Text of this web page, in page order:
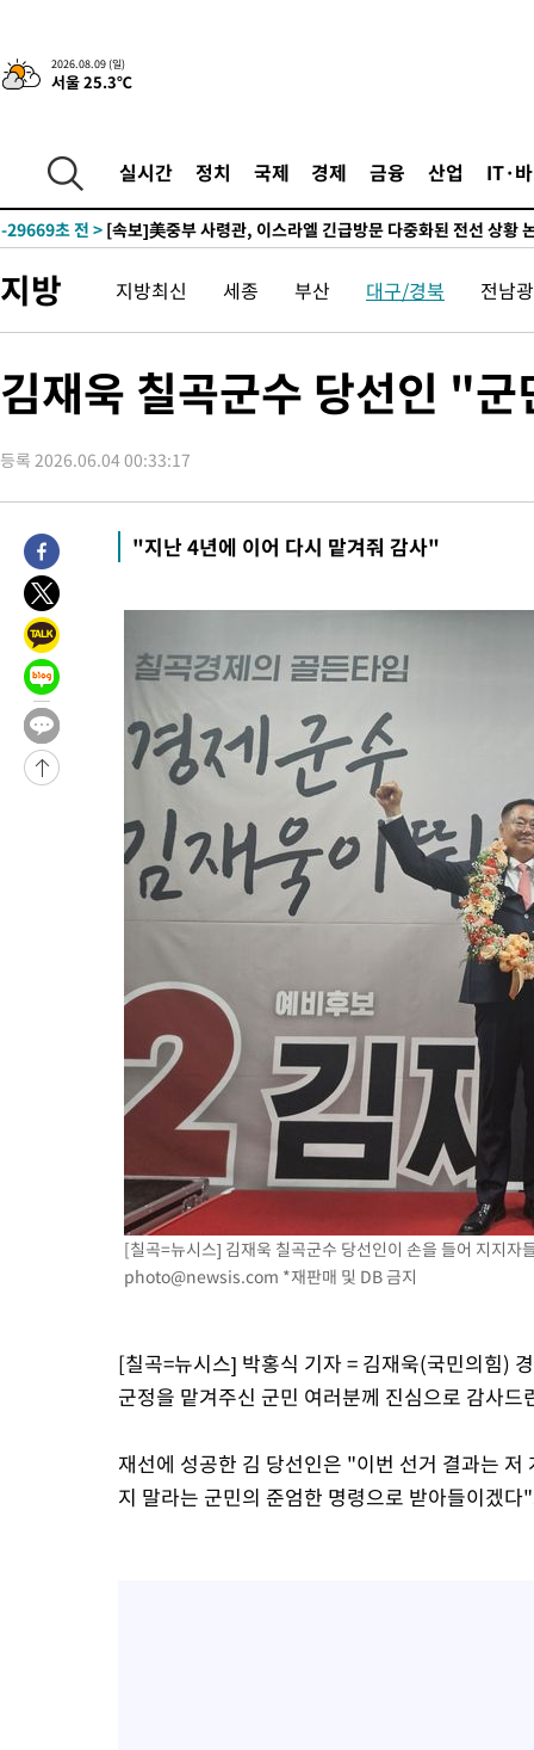
2026.08.09 (일)
서울 25.3℃
실시간 정치 국제 경제 금융 산업 IT·
-27697초 전 >
“美 이란전 무기 소진…북한과 분쟁시 주한 미군 취약해질 수
-29669초 전 >[속보]美중부 사령관, 이스라엘 긴급방문 다중화된 전선 상황
-27733초 전 > 美 국방부, 켄달 전 공군장관 보안허가 취소…“에어포스원 기
-27702초 전 >
-27677초 전 >
“美 이란전 무기 소진…북한과 분쟁시 주한 미군 취약해질 수
-29689초 전 >[속보]美중부 사령관, 이스라엘 긴급방문 다중화된 전선 상황
-27753초 전 >美 국방부, 켄달 전 공군장관 보안허가 취소…“에어포스원 기
보, 언론 누출”
-27722초 전 >‘축구의 신’ 아르헨티나 축구 선수 메시의 부친 지병 별세
지방 지방최신 세종 부산 대구/경북 전남
김재욱 칠곡군수 당선인 "
등록 2026.06.04 00:33:17
"지난 4년에 이어 다시 맡겨줘 감사"
[칠곡=뉴시스] 김재욱 칠곡군수 당선인이 손을 들어 지지
photo@newsis.com *재판매 및 DB 금지
[칠곡=뉴시스] 박홍식 기자 = 김재욱(국민의힘)
군정을 맡겨주신 군민 여러분께 진심으로 감사
재선에 성공한 김 당선인은 "이번 선거 결과는
지 말라는 군민의 준엄한 명령으로 받아들이겠